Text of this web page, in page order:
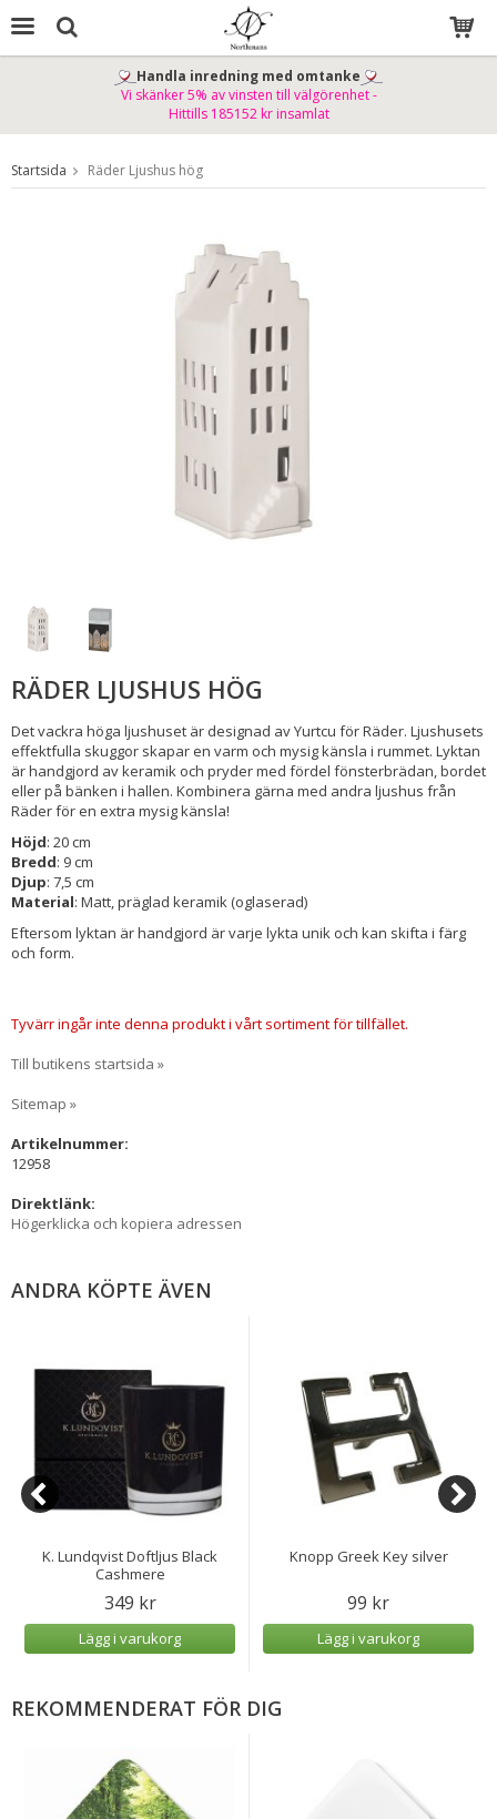
Produkten har blivit tillagd i varukorgen
Handla inredning med omtanke
Vi skänker 5% av vinsten till välgörenhet -
Hittills 185152 kr insamlat
Startsida Räder Ljushus hög
RÄDER LJUSHUS HÖG
Det vackra höga ljushuset är designad av Yurtcu för Räder. Ljushusets
effektfulla skuggor skapar en varm och mysig känsla i rummet. Lyktan
är handgjord av keramik och pryder med fördel fönsterbrädan, bordet
eller på bänken i hallen. Kombinera gärna med andra ljushus från
Räder för en extra mysig känsla!
Höjd: 20 cm
Bredd: 9 cm
Djup: 7,5 cm
Material: Matt, präglad keramik (oglaserad)
Eftersom lyktan är handgjord är varje lykta unik och kan skifta i färg
och form.
Tyvärr ingår inte denna produkt i vårt sortiment för tillfället.
Till butikens startsida »
Sitemap »
Artikelnummer:
12958
Direktlänk:
Högerklicka och kopiera adressen
ANDRA KÖPTE ÄVEN
K. Lundqvist Doftljus Black
Cashmere
349 kr
Lägg i varukorg
Knopp Greek Key silver
99 kr
Lägg i varukorg
REKOMMENDERAT FÖR DIG